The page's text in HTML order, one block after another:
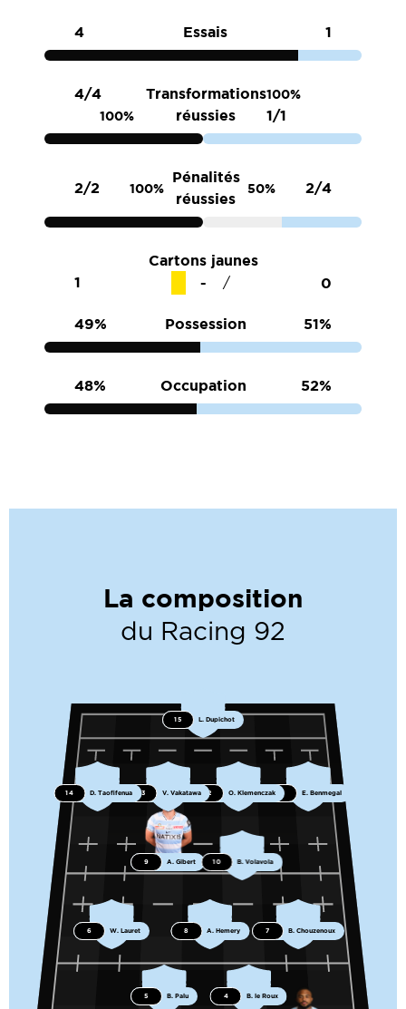
4 Essais 1
4/4
100%
Transformations
réussies
100%
1/1
2/2 100%
Pénalités
réussies
50% 2/4
Cartons jaunes
1
/ 0
49% Possession 51%
48% Occupation 52%
La composition
du Racing 92
4 B. le Roux
5 B. Palu
6 W. Lauret 7 B. Chouzenoux
8 A. Hemery
9 A. Gibert 10 B. Volavola
11 E. Benmegal
12 O. Klemenczak
13 V. Vakatawa
14 D. Taofifenua
15 L. Dupichot